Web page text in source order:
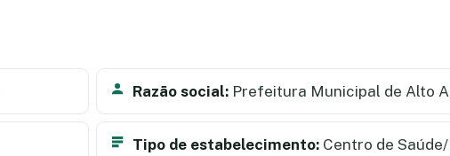
Razão social: Prefeitura Municipal de Alto
Tipo de estabelecimento: Centro de